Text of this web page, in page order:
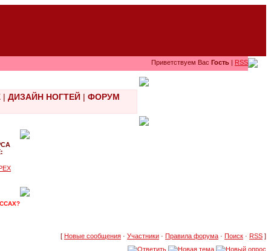
Приветствуем Вас Гость | RSS
| ДИЗАЙН НОГТЕЙ| ФОРУМ
[ Новые сообщения · Участники · Правила форума · Поиск · RSS ]